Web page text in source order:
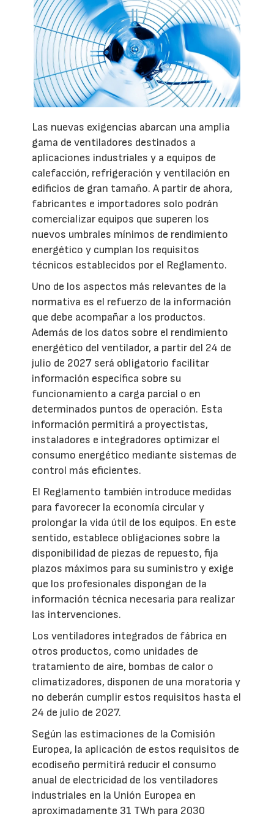
Las nuevas exigencias abarcan una amplia
gama de ventiladores destinados a
aplicaciones industriales y a equipos de
calefacción, refrigeración y ventilación en
edificios de gran tamaño. A partir de ahora,
fabricantes e importadores solo podrán
comercializar equipos que superen los
nuevos umbrales mínimos de rendimiento
energético y cumplan los requisitos
técnicos establecidos por el Reglamento.
Uno de los aspectos más relevantes de la
normativa es el refuerzo de la información
que debe acompañar a los productos.
Además de los datos sobre el rendimiento
energético del ventilador, a partir del 24 de
julio de 2027 será obligatorio facilitar
información específica sobre su
funcionamiento a carga parcial o en
determinados puntos de operación. Esta
información permitirá a proyectistas,
instaladores e integradores optimizar el
consumo energético mediante sistemas de
control más eficientes.
El Reglamento también introduce medidas
para favorecer la economía circular y
prolongar la vida útil de los equipos. En este
sentido, establece obligaciones sobre la
disponibilidad de piezas de repuesto, fija
plazos máximos para su suministro y exige
que los profesionales dispongan de la
información técnica necesaria para realizar
las intervenciones.
Los ventiladores integrados de fábrica en
otros productos, como unidades de
tratamiento de aire, bombas de calor o
climatizadores, disponen de una moratoria y
no deberán cumplir estos requisitos hasta el
24 de julio de 2027.
Según las estimaciones de la Comisión
Europea, la aplicación de estos requisitos de
ecodiseño permitirá reducir el consumo
anual de electricidad de los ventiladores
industriales en la Unión Europea en
aproximadamente 31 TWh para 2030